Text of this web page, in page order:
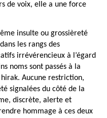
de voix, elle a une force
insulte ou grossièreté
les rangs des
irrévérencieux à l’égard
noms sont passés à la
Aucune restriction,
signalées du côté de la
discrète, alerte et
hommage à ces deux